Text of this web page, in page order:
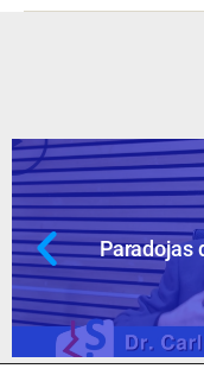
miedo